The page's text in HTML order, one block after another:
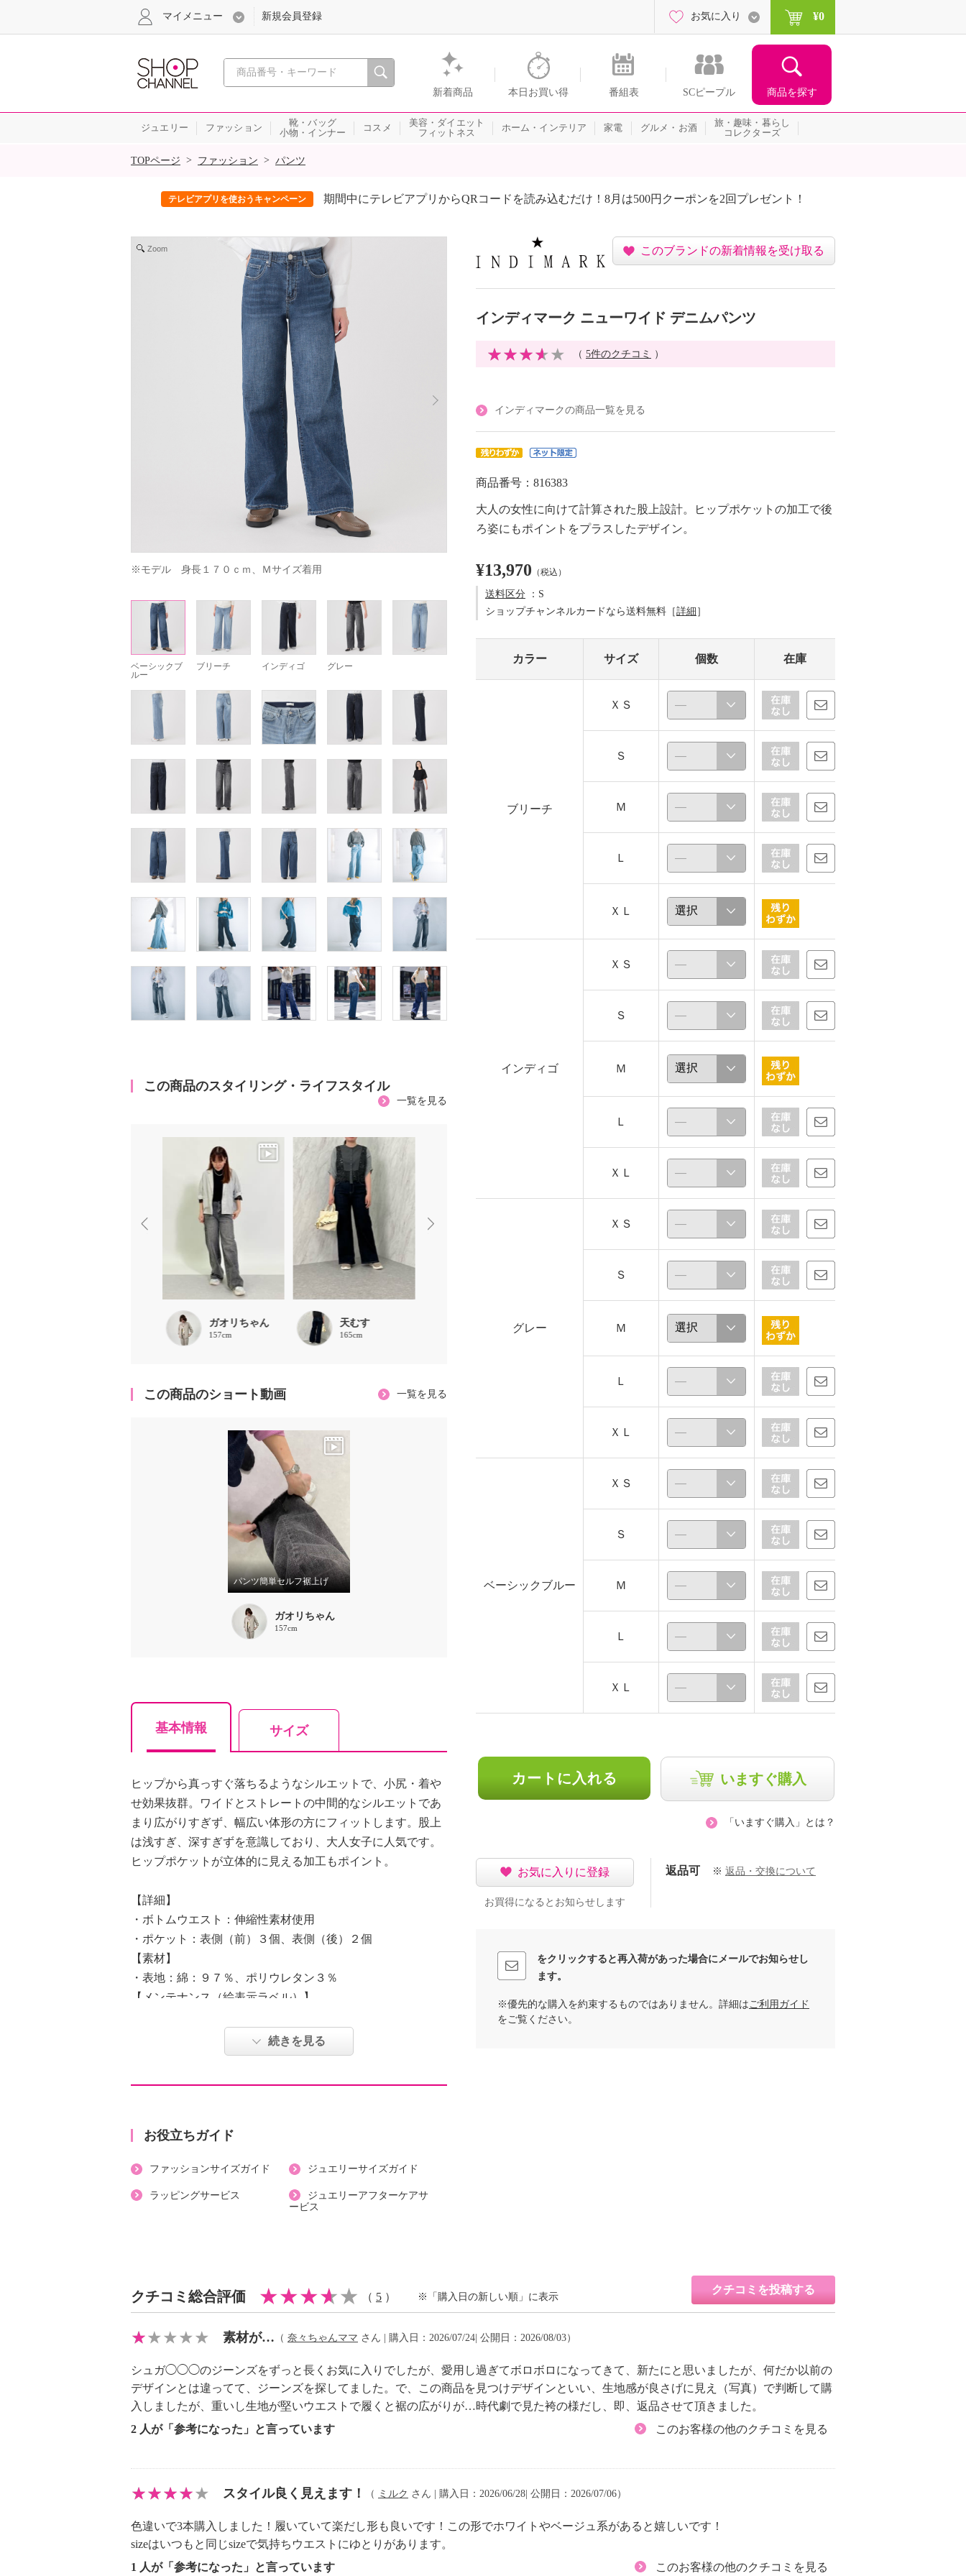
心おどる、瞬間を。通販・テレビショッピングのショップチャンネル
新着商品 本日お買い得 番組表 SCピープル 商品を探す
マイメニュー 新規会員登録 お気に入り ¥0
ジュエリー ファッション
靴・バッグ
小物・インナー
コスメ
美容・ダイエット
フィットネス
ホーム・インテリア 家電 グルメ・お酒
旅・趣味・暮らし
コレクターズ
SALE
TOPページ > ファッション > パンツ
テレビアプリを使おうキャンペーン 期間中にテレビアプリからQRコードを読み込むだけ！8月は500円クーポンを2回プレゼント！
Zoom
※モデル　身長１７０ｃｍ、Ｍサイズ着用
ベーシックブ
ルー
ブリーチ インディゴ グレー
この商品のスタイリング・ライフスタイル
一覧を見る
ガオリちゃん
157cm
天むす
165cm
ほな
156cm
ガオリちゃん
この商品のショート動画 一覧を見る
パンツ簡単セルフ裾上げ
ガオリちゃん
157cm
基本情報 サイズ
ヒップから真っすぐ落ちるようなシルエットで、小尻・着や
せ効果抜群。ワイドとストレートの中間的なシルエットであ
まり広がりすぎず、幅広い体形の方にフィットします。股上
は浅すぎ、深すぎずを意識しており、大人女子に人気です。
ヒップポケットが立体的に見える加工もポイント。
【詳細】
・ボトムウエスト：伸縮性素材使用
・ポケット：表側（前）３個、表側（後）２個
【素材】
・表地：綿：９７％、ポリウレタン３％
【メンテナンス（絵表示ラベル）】
・漂白処理：塩素系・酸素系漂白不可
・タンブル乾燥：不可
・ウエットクリーニング：可
・個体差あり
【原産国（地）】
続きを見る
お役立ちガイド
ファッションサイズガイド ジュエリーサイズガイド
ラッピングサービス
ジュエリーアフターケアサ
ービス
このブランドの新着情報を受け取る
インディマーク ニューワイド デニムパンツ
（ 5件のクチコミ ）
インディマークの商品一覧を見る
商品番号：816383
大人の女性に向けて計算された股上設計。ヒップポケットの加工で後
ろ姿にもポイントをプラスしたデザイン。
¥13,970 （税込）
送料区分 ：S
ショップチャンネルカードなら送料無料［詳細 ］
カラー サイズ 個数 在庫
ブリーチ
ＸＳ
Ｓ
Ｍ
Ｌ
ＸＬ
インディゴ
ＸＳ
Ｓ
Ｍ
Ｌ
ＸＬ
グレー
ＸＳ
Ｓ
Ｍ
Ｌ
ＸＬ
ベーシックブルー
ＸＳ
Ｓ
Ｍ
Ｌ
ＸＬ
カートに入れる いますぐ購入
「いますぐ購入」とは？
お気に入りに登録
お買得になるとお知らせします
返品可 ※ 返品・交換について
をクリックすると再入荷があった場合にメールでお知らせし
ます。
※優先的な購入を約束するものではありません。詳細は ご利用ガイド
をご覧ください。
クチコミ総合評価 （ 5 ）
クチコミを投稿する
※「購入日の新しい順」に表示
素材が… （ 奈々ちゃんママ さん | 購入日：2026/07/24| 公開日：2026/08/03）
シュガ◯◯◯のジーンズをずっと長くお気に入りでしたが、愛用し過ぎてボロボロになってきて、新たにと思いましたが、何だか以前の
デザインとは違ってて、ジーンズを探してました。で、この商品を見つけデザインといい、生地感が良さげに見え（写真）で判断して購
入しましたが、重いし生地が堅いウエストで履くと裾の広がりが…時代劇で見た袴の様だし、即、返品させて頂きました。
2 人が「参考になった」と言っています
このお客様の他のクチコミを見る
スタイル良く見えます！ （ ミルク さん | 購入日：2026/06/28| 公開日：2026/07/06）
色違いで3本購入しました！履いていて楽だし形も良いです！この形でホワイトやベージュ系があると嬉しいです！
sizeはいつもと同じsizeで気持ちウエストにゆとりがあります。
1 人が「参考になった」と言っています
このお客様の他のクチコミを見る